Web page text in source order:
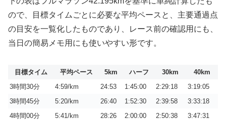
ので、目標タイムごとに必要な平均ペースと、主要通過点
の目安を一覧化したものであり、レース前の確認用にも、
当日の簡易メモ用にも使いやすい形です。
目標タイム 平均ペース 5km ハーフ 30km
40km
3時間30分
4:59/km 24:53 1:45:00 2:29:18
3:19:05
3時間45分
5:20/km 26:40 1:52:30 2:39:58
3:33:18
4時間00分
5:41/km 28:26 2:00:00 2:50:38
3:47:31